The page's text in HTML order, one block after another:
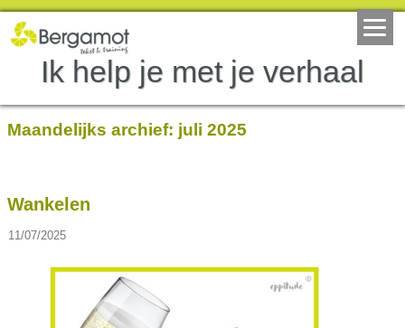
Ik help je met je verhaal
Maandelijks archief: juli 2025
Wankelen
11/07/2025